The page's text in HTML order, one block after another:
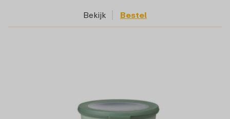
Bekijk Bestel